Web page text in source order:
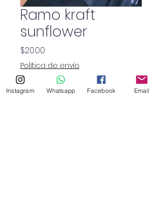
Ramo kraft
sunflower
$20.00
Política de envío
Cantidad *
Instagram Whatsapp Facebook Email